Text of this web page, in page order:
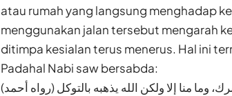
atau rumah yang langsung menghadap
menggunakan jalan tersebut mengarah
ditimpa kesialan terus menerus. Hal ini
Padahal Nabi saw bersabda:
وما منا إلا ولكن الله يذهبه بالتوكل (رواه أحمد)